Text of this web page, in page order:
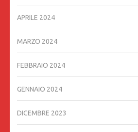
APRILE 2024
MARZO 2024
FEBBRAIO 2024
GENNAIO 2024
DICEMBRE 2023